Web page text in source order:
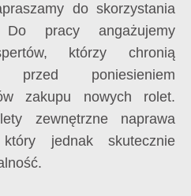
do skorzystania
pracy angażujemy
którzy chronią
poniesieniem
zakupu nowych rolet.
zewnętrzne naprawa
jednak skutecznie